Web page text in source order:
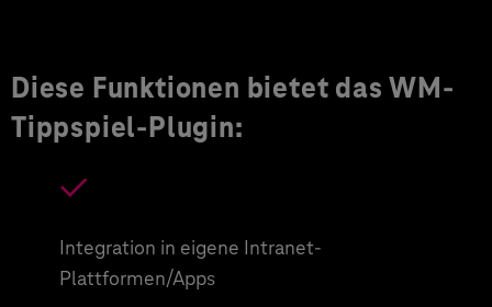
Diese Funktionen bietet das WM-
Tippspiel-Plugin:
Integration in eigene Intranet-
Plattformen/Apps